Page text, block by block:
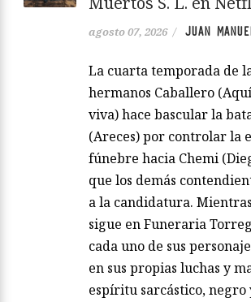
agosto 07, 2026 / JUAN
La cuarta temporada de
hermanos Caballero
viva) hace bascular la
(Areces) por controlar la
fúnebre hacia Chemi
que los demás
a la candidatura.
sigue en Funeraria
cada uno de sus
en sus propias luchas y
espíritu sarcástico, negro